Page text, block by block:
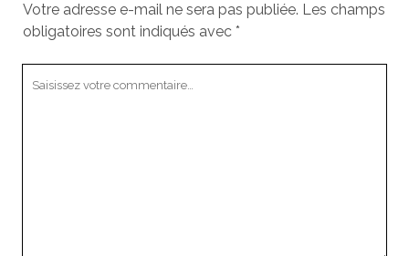
Votre adresse e-mail ne sera pas publiée. Les champs
obligatoires sont indiqués avec *